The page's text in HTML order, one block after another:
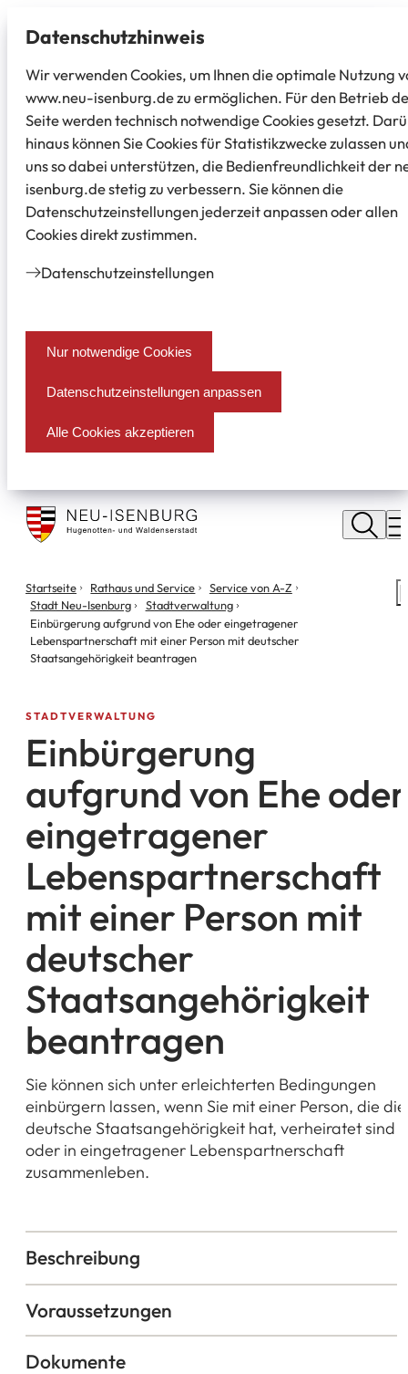
Datenschutz­hinweis
Wir verwenden Cookies, um Ihnen die optimale Nutzung
www.neu-isenburg.de zu ermöglichen. Für den Betrieb
Seite werden technisch notwendige Cookies gesetzt.
hinaus können Sie Cookies für Statistikzwecke zulassen
uns so dabei unterstützen, die Bedienfreundlichkeit der
isenburg.de stetig zu verbessern. Sie können die
Datenschutzeinstellungen jederzeit anpassen oder allen
Cookies direkt zustimmen.
Datenschutz­einstellungen
Nur notwendige Cookies
Datenschutzeinstellungen anpassen
Alle Cookies akzeptieren
Stadt
Neu
Isenburg
Sie
befinden
sich
hier:
Startseite Rathaus und Service
Service von A-Z
Stadt Neu-Isenburg
Stadtverwaltung
Einbürgerung aufgrund von Ehe oder eingetragener
Lebenspartnerschaft mit einer Person mit deutscher
Staatsangehörigkeit beantragen
STADTVERWALTUNG
Einbürgerung
aufgrund von Ehe oder
eingetragener
Lebenspartnerschaft
mit einer Person mit
deutscher
Staatsangehörigkeit
beantragen
Sie können sich unter erleichterten Bedingungen
einbürgern lassen, wenn Sie mit einer Person, die die
deutsche Staatsangehörigkeit hat, verheiratet sind
oder in eingetragener Lebenspartnerschaft
zusammenleben.
Beschreibung
Voraussetzungen
Dokumente